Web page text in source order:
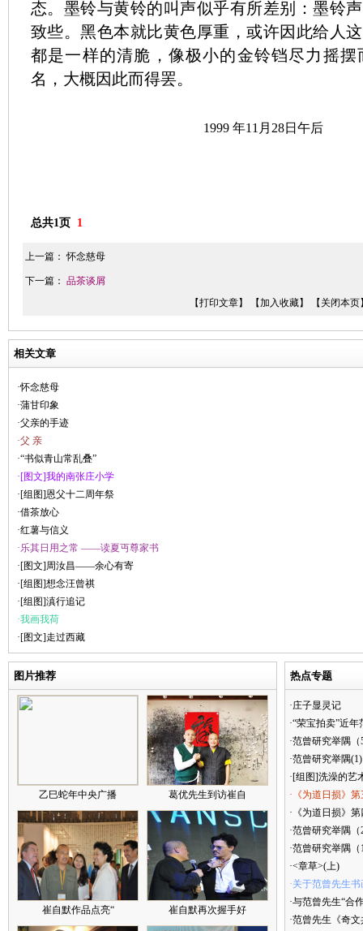
态。墨铃与黄铃的叫声似乎有所差别：墨铃
致些。黑色本就比黄色厚重，或许因此给人
都是一样的清脆，像极小的金铃铛尽力摇
名，大概因此而得罢。
1999 年11月28日午后
总共1页 1
上一篇：怀念慈母
下一篇： 品茶谈屑
【打印文章】
【加入收藏】 【关闭本页
相关文章
·怀念慈母
·蒲甘印象
·父亲的手迹
·父 亲
·“书似青山常乱叠”
·[图文]我的南张庄小学
·[组图]恩父十二周年祭
·借茶放心
·红薯与信义
·乐其日用之常 ——读夏丏尊家书
·[图文]周汝昌——余心有寄
·[组图]想念汪曾祺
·[组图]滇行追记
·我画我荷
·[图文]走过西藏
图片推荐
乙巳蛇年中央广播 葛优先生到访崔自
崔自默作品点亮“ 崔自默再次握手好
热点专题
·庄子显灵记
·“荣宝拍卖”近
·范曾研究举隅（
·范曾研究举隅(1)
·[组图]洗澡的艺
·《为道日损》
·《为道日损》
·范曾研究举隅（
·范曾研究举隅（
·<章草>(上)
·关于范曾先生
·与范曾先生“合
·范曾先生《奇